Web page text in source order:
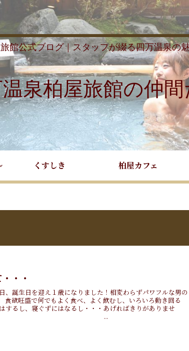
館公式ブログ｜スタッフが綴る四万温泉の
温泉柏屋旅館の仲
くすしき 柏屋カフェ
・・
、誕生日を迎え１歳になりました！相変わらずパワフルな男の
欲旺盛で何でもよく食べ、よく飲むし、いろいろ動き回る
するし、寝ぐずにはなるし・・・あげればきりがありませ
。 ...